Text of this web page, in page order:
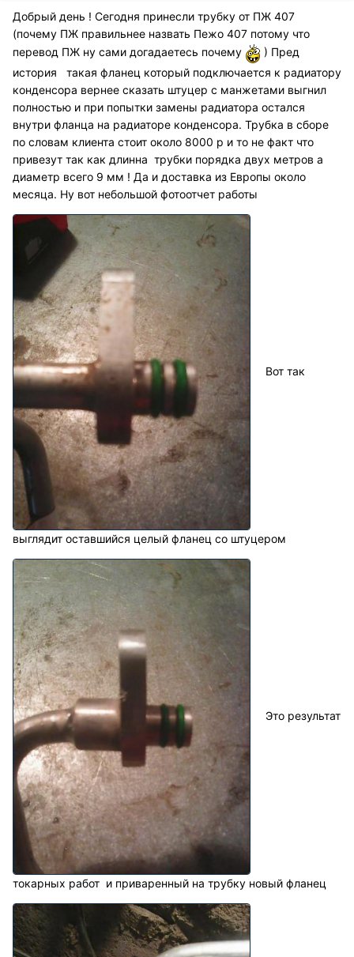
Добрый день ! Сегодня принесли трубку от ПЖ 407
(почему ПЖ правильнее назвать Пежо 407 потому что
перевод ПЖ ну сами догадаетесь почему
) Пред
история такая фланец который подключается к радиатору
конденсора вернее сказать штуцер с манжетами выгнил
полностью и при попытки замены радиатора остался
внутри фланца на радиаторе конденсора. Трубка в сборе
по словам клиента стоит около 8000 р и то не факт что
привезут так как длинна трубки порядка двух метров а
диаметр всего 9 мм ! Да и доставка из Европы около
месяца. Ну вот небольшой фотоотчет работы
Вот так
выглядит оставшийся целый фланец со штуцером
Это результат
токарных работ и приваренный на трубку новый фланец